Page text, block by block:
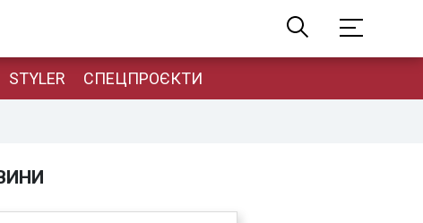
STYLER СПЕЦПРОЄКТИ